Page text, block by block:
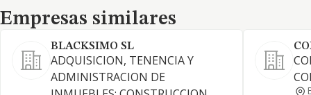
Empresas similares
Empresas similares
BLACKSIMO SL
ADQUISICION, TENENCIA Y
ADMINISTRACION DE